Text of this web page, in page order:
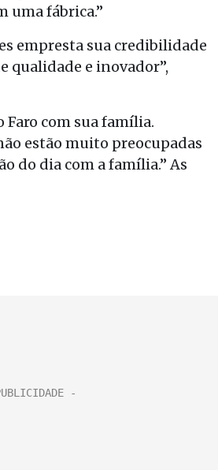
uma fábrica.”
empresta sua credibilidade
qualidade e inovador”,
Faro com sua família.
estão muito preocupadas
do dia com a família.” As